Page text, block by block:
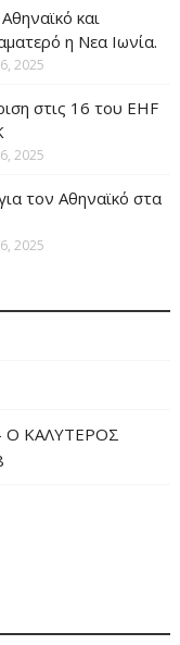
και
η Νεα Ιωνία.
2025
στις 16 του EHF
2025
τον Αθηναϊκό στα
2025
O ΚΑΛΥΤΕΡΟΣ